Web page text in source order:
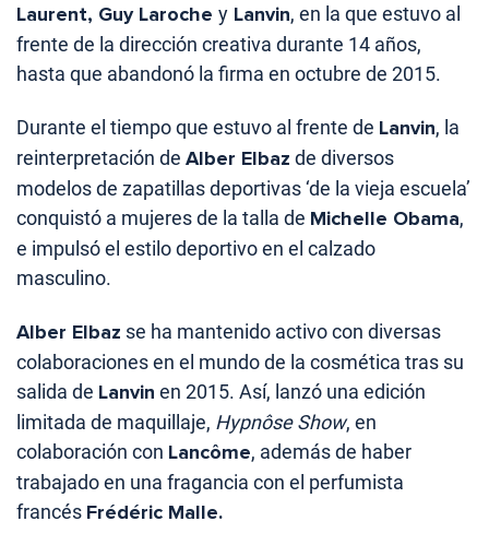
Laurent, Guy Laroche y Lanvin, en la que estuvo al
frente de la dirección creativa durante 14 años,
hasta que abandonó la firma en octubre de 2015.
Durante el tiempo que estuvo al frente de Lanvin, la
reinterpretación de Alber Elbaz de diversos
modelos de zapatillas deportivas ‘de la vieja escuela’
conquistó a mujeres de la talla de Michelle Obama,
e impulsó el estilo deportivo en el calzado
masculino.
Alber Elbaz se ha mantenido activo con diversas
colaboraciones en el mundo de la cosmética tras su
salida de Lanvin en 2015. Así, lanzó una edición
limitada de maquillaje, Hypnôse Show, en
colaboración con Lancôme, además de haber
trabajado en una fragancia con el perfumista
francés Frédéric Malle.